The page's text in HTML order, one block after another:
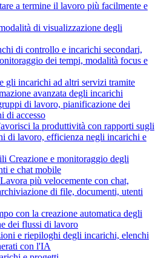
a termine il lavoro più facilmente e
di visualizzazione degli
di controllo e incarichi secondari,
dei tempi, modalità focus e
gli incarichi ad altri servizi tramite
avanzata degli incarichi
di lavoro, pianificazione dei
di accesso
la produttività con rapporti sugli
di lavoro, efficienza negli incarichi e
Creazione e monitoraggio degli
e chat mobile
Lavora più velocemente con chat,
di file, documenti, utenti
con la creazione automatica degli
dei flussi di lavoro
e riepiloghi degli incarichi, elenchi
con l'IA